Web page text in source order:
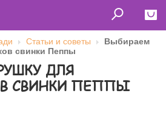
Статьи и советы
Выбираем
свинки Пеппы
ДЛЯ
СВИНКИ ПЕППЫ